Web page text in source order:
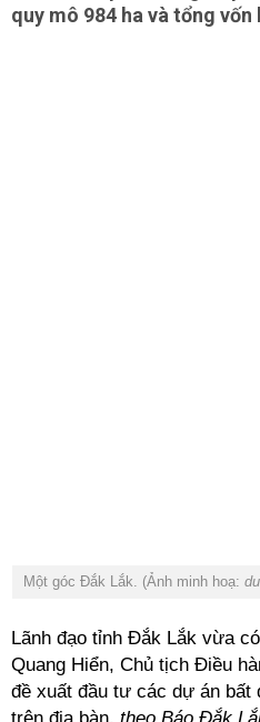
quy mô 984 ha và tổng
Một góc Đắk Lắk. (Ảnh minh hoạ:
Lãnh đạo tỉnh Đắk Lắk vừa
Quang Hiển, Chủ tịch Điều
đề xuất đầu tư các dự án bất